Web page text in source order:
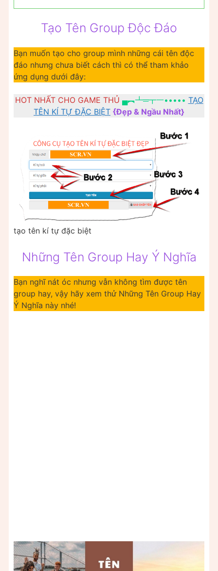
Tạo Tên Group Độc Đáo
Bạn muốn tạo cho group mình những cái tên độc
đáo nhưng chưa biết cách thì có thể tham khảo
ứng dụng dưới đây:
HOT NHẤT CHO GAME THỦ ▄︻┻═┳一••••• TẠO
TÊN KÍ TỰ ĐẶC BIỆT {Đẹp & Ngầu Nhất}
tạo tên kí tự đặc biệt
Những Tên Group Hay Ý Nghĩa
Bạn nghĩ nát óc nhưng vẫn không tìm được tên
group hay, vậy hãy xem thử Những Tên Group Hay
Ý Nghĩa này nhé!